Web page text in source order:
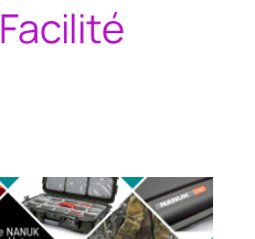
Facilité